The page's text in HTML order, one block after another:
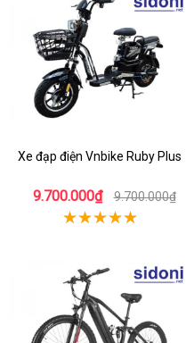
Xe đạp điện Vnbike Ruby Plus
9.700.000₫ 9.700.000₫